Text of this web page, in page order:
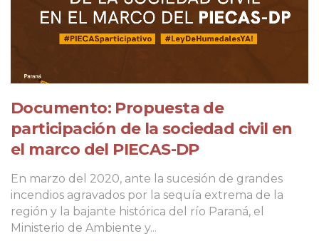
Documento: Propuesta de
participación de la sociedad civil en
el marco del PIECAS-DP
En marzo del 2020, ante la sucesión de grandes
incendios agravados por la sequía extrema de la
región y la bajante histórica del río Paraná, el
Ministerio de Ambiente y...